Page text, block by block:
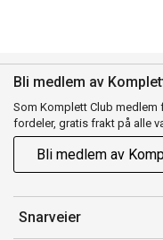
Bli medlem av
Som Komplett Club
fordeler, gratis frakt på alle
Bli medlem av
Snarveier